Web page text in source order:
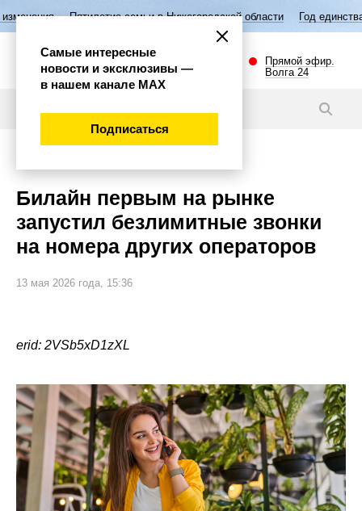
семьи в Нижегородской области Год единства народов
Прямой эфир.
Волга 24
Билайн первым на рынке
запустил безлимитные звонки
на номера других операторов
13 мая 2026 года, 15:36
erid: 2VSb5xD1zXL
Самые интересные
новости и эксклюзивы —
в нашем канале МАХ
Подписаться